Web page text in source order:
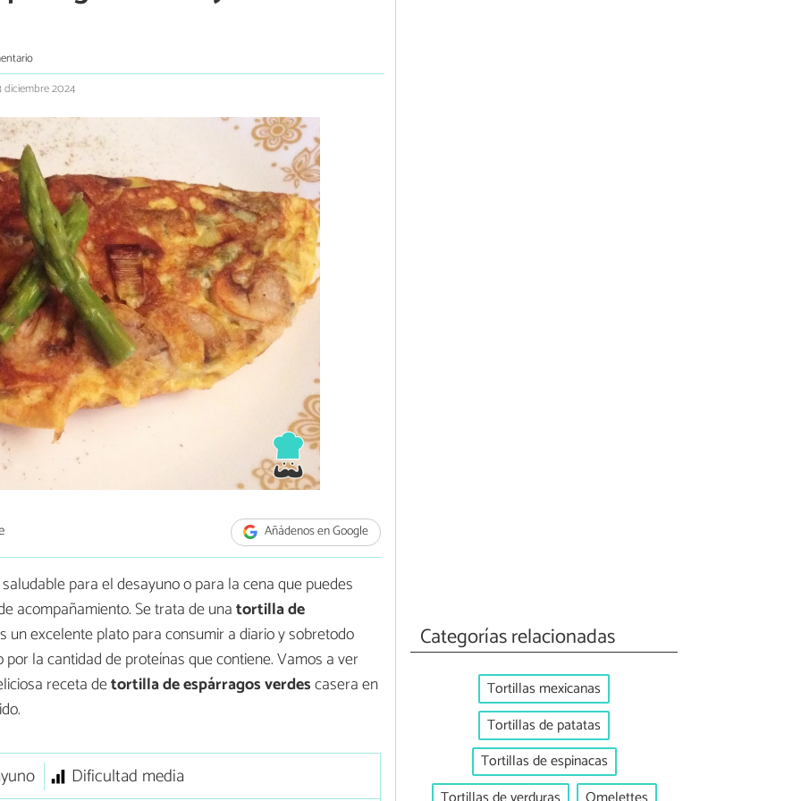
diciembre 2024
Añádenos en Google
para el desayuno o para la cena que puedes
acompañamiento. Se trata de unatortilla de
un excelente plato para consumir a diario y sobretodo
la cantidad de proteínas que contiene. Vamos a ver
receta detortilla de espárragos verdescasera en
Dificultad media
Categorías relacionadas
Tortillas mexicanas
Tortillas de patatas
Tortillas de espinacas